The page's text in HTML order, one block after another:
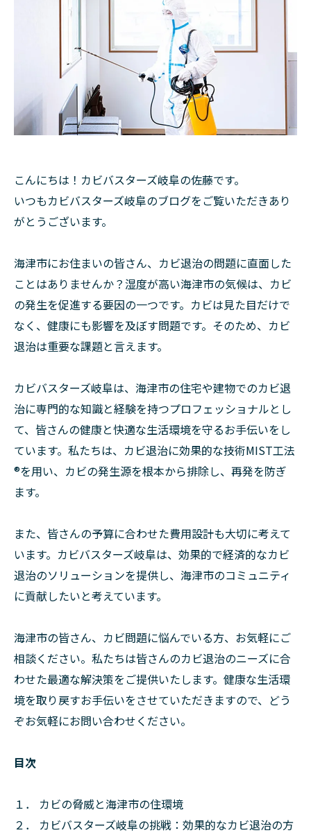
こんにちは！カビバスターズ岐阜の佐藤です。
いつもカビバスターズ岐阜のブログをご覧いただきあり
がとうございます。
海津市にお住まいの皆さん、カビ退治の問題に直面した
ことはありませんか？湿度が高い海津市の気候は、カビ
の発生を促進する要因の一つです。カビは見た目だけで
なく、健康にも影響を及ぼす問題です。そのため、カビ
退治は重要な課題と言えます。
カビバスターズ岐阜は、海津市の住宅や建物でのカビ退
治に専門的な知識と経験を持つプロフェッショナルとし
て、皆さんの健康と快適な生活環境を守るお手伝いをし
ています。私たちは、カビ退治に効果的な技術MIST工法
®を用い、カビの発生源を根本から排除し、再発を防ぎ
ます。
また、皆さんの予算に合わせた費用設計も大切に考えて
います。カビバスターズ岐阜は、効果的で経済的なカビ
退治のソリューションを提供し、海津市のコミュニティ
に貢献したいと考えています。
海津市の皆さん、カビ問題に悩んでいる方、お気軽にご
相談ください。私たちは皆さんのカビ退治のニーズに合
わせた最適な解決策をご提供いたします。健康な生活環
境を取り戻すお手伝いをさせていただきますので、どう
ぞお気軽にお問い合わせください。
目次
１． カビの脅威と海津市の住環境
２． カビバスターズ岐阜の挑戦：効果的なカビ退治の方